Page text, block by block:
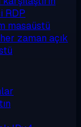
RDP
masaüstü
zaman açık